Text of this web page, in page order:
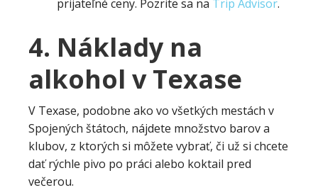
prijateľné ceny. Pozrite sa na Trip Advisor.
4. Náklady na
alkohol v Texase
V Texase, podobne ako vo všetkých mestách v
Spojených štátoch, nájdete množstvo barov a
klubov, z ktorých si môžete vybrať, či už si chcete
dať rýchle pivo po práci alebo koktail pred
večerou.